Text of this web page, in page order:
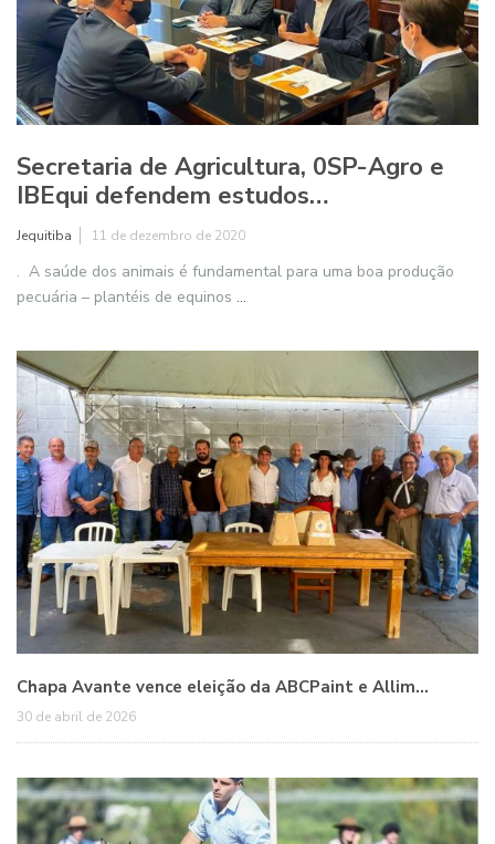
Secretaria de Agricultura, 0SP-Agro e
IBEqui defendem estudos…
Jequitiba 11 de dezembro de 2020
. A saúde dos animais é fundamental para uma boa produção
pecuária – plantéis de equinos ...
Chapa Avante vence eleição da ABCPaint e Allim…
30 de abril de 2026